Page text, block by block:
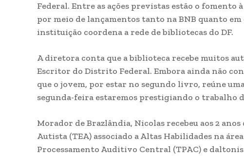
Federal. Entre as ações previstas estão o fomento
por meio de lançamentos tanto na BNB quanto
instituição coordena a rede de bibliotecas do DF.
A diretora conta que a biblioteca recebe muitos
Escritor do Distrito Federal. Embora ainda não
que o jovem, por estar no segundo livro, reúne
segunda-feira estaremos prestigiando o trabalho
Morador de Brazlândia, Nicolas recebeu aos 2
Autista (TEA) associado a Altas Habilidades na
Processamento Auditivo Central (TPAC) e